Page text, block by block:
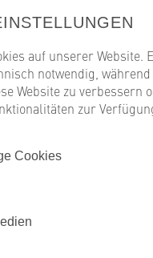
32109-100
und
Österreich GmbH
100
auf unserer Website.
notwendig,
Website zu verbessern
zur
Cookies